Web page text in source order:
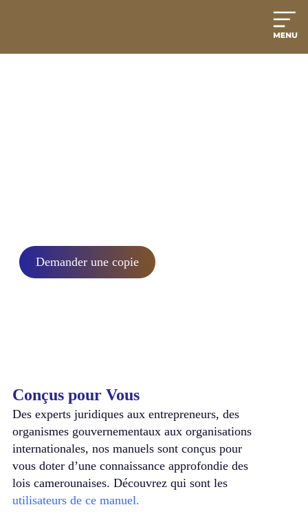
Demander une copie
Conçus pour Vous
Des experts juridiques aux entrepreneurs, des
organismes gouvernementaux aux organisations
internationales, nos manuels sont conçus pour
vous doter d’une connaissance approfondie des
lois camerounaises. Découvrez qui sont les
utilisateurs de ce manuel.